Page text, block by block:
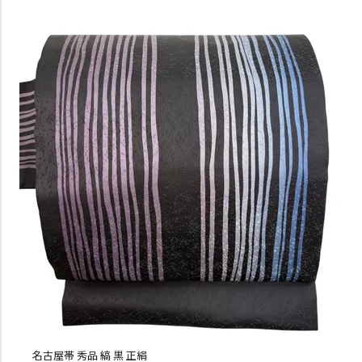
名古屋帯 秀品 縞 黒 正絹